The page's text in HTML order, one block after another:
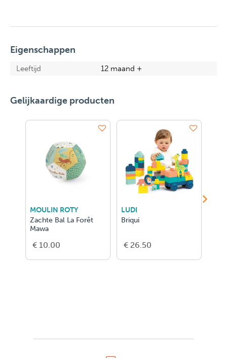
Eigenschappen
Leeftijd 12 maand +
Gelijkaardige producten
MOULIN ROTY
Zachte Bal La Forêt
Mawa
€ 10.00
LUDI
Briqui
€ 26.50